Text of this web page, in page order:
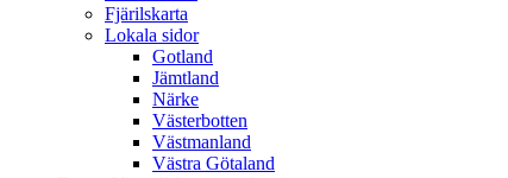
Fjärilskarta
Lokala sidor
Gotland
Jämtland
Närke
Västerbotten
Västmanland
Västra Götaland